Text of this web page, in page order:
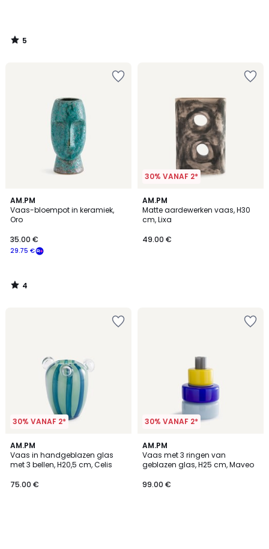
5
/
AM.PM
Vaas-bloempot in keramiek,
Oro
29.75 €
35.00 €
4
/
5
4
/
30% VANAF 2*
AM.PM
Matte aardewerken vaas, H30
cm, Lixa
49.00 €
30% VANAF 2*
AM.PM
Vaas in handgeblazen glas
met 3 bellen, H20,5 cm, Celis
75.00 €
30% VANAF 2*
AM.PM
Vaas met 3 ringen van
geblazen glas, H25 cm, Maveo
99.00 €